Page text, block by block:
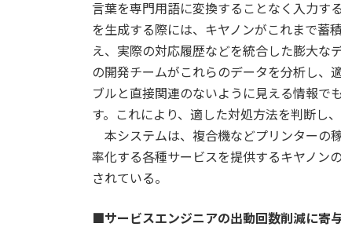
言葉を専門用語に変換することなく入力す
を生成する際には、キヤノンがこれまで蓄
え、実際の対応履歴などを統合した膨大な
の開発チームがこれらのデータを分析し、
ブルと直接関連のないように見える情報で
す。これにより、適した対処方法を判断し
本システムは、複合機などプリンターの
率化する各種サービスを提供するキヤノン
されている。
■サービスエンジニアの出動回数削減に寄